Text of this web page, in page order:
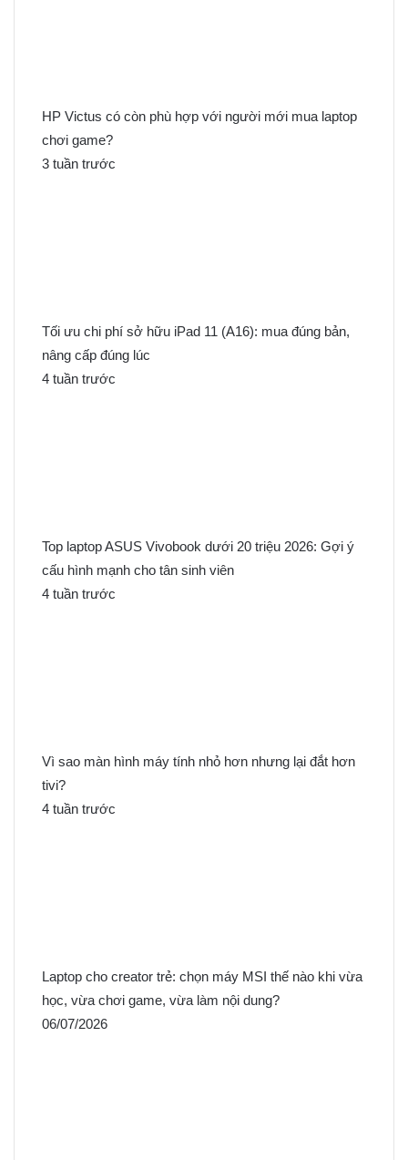
HP Victus có còn phù hợp với người mới mua laptop
chơi game?
3 tuần trước
Tối ưu chi phí sở hữu iPad 11 (A16): mua đúng bản,
nâng cấp đúng lúc
4 tuần trước
Top laptop ASUS Vivobook dưới 20 triệu 2026: Gợi ý
cấu hình mạnh cho tân sinh viên
4 tuần trước
Vì sao màn hình máy tính nhỏ hơn nhưng lại đắt hơn
tivi?
4 tuần trước
Laptop cho creator trẻ: chọn máy MSI thế nào khi vừa
học, vừa chơi game, vừa làm nội dung?
06/07/2026